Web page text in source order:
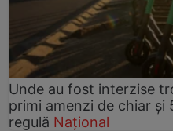
Unde au fost interzise
primi amenzi de chiar și
regulă Național